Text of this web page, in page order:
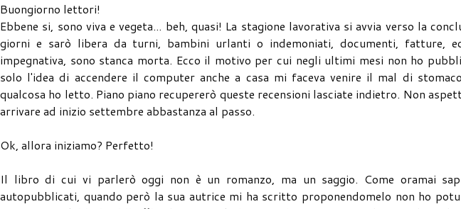
Buongiorno lettori!
Ebbene si, sono viva e vegeta... beh, quasi! La stagione lavorativa si avvia verso la
giorni e sarò libera da turni, bambini urlanti o indemoniati, documenti, fatture,
impegnativa, sono stanca morta. Ecco il motivo per cui negli ultimi mesi non ho
solo l'idea di accendere il computer anche a casa mi faceva venire il mal di
qualcosa ho letto. Piano piano recupererò queste recensioni lasciate indietro. Non
arrivare ad inizio settembre abbastanza al passo.
Ok, allora iniziamo? Perfetto!
Il libro di cui vi parlerò oggi non è un romanzo, ma un saggio. Come oramai
autopubblicati, quando però la sua autrice mi ha scritto proponendomelo non ho